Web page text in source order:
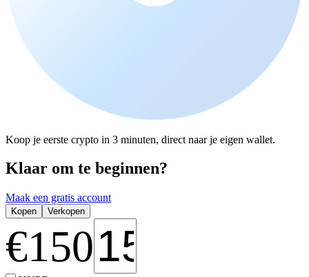
Koop je eerste crypto in 3 minuten, direct naar je eigen wallet.
Klaar om te beginnen?
Maak een gratis account
Kopen Verkopen
€150